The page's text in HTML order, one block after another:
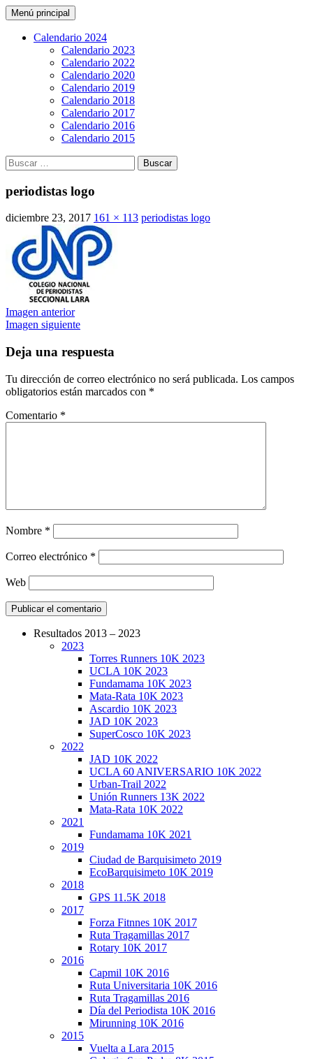
CarreraPro Venezuela
Buscar
Menú principal Saltar
al
contenido
Calendario 2024
Calendario 2023
Calendario 2022
Calendario 2020
Calendario 2019
Calendario 2018
Calendario 2017
Calendario 2016
Calendario 2015
Buscar:
periodistas logo
diciembre 23, 2017 161 × 113 periodistas logo
Imagen anterior
Imagen siguiente
Deja una respuesta
Tu dirección de correo electrónico no será publicada. Los campos
obligatorios están marcados con *
Comentario *
Nombre *
Correo electrónico *
Web
CarreraPro – Organización de eventos
deportivos
Resultados 2013 – 2023
2023
Torres Runners 10K 2023
UCLA 10K 2023
Fundamama 10K 2023
Mata-Rata 10K 2023
Ascardio 10K 2023
JAD 10K 2023
SuperCosco 10K 2023
2022
JAD 10K 2022
UCLA 60 ANIVERSARIO 10K 2022
Urban-Trail 2022
Unión Runners 13K 2022
Mata-Rata 10K 2022
2021
Fundamama 10K 2021
2019
Ciudad de Barquisimeto 2019
EcoBarquisimeto 10K 2019
2018
GPS 11.5K 2018
2017
Forza Fitnnes 10K 2017
Ruta Tragamillas 2017
Rotary 10K 2017
2016
Capmil 10K 2016
Ruta Universitaria 10K 2016
Ruta Tragamillas 2016
Día del Periodista 10K 2016
Mirunning 10K 2016
2015
Vuelta a Lara 2015